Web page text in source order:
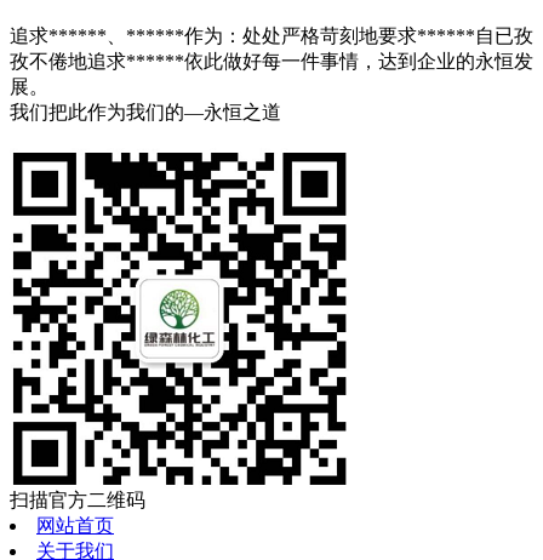
追求******、******作为：处处严格苛刻地要求******自已孜
孜不倦地追求******依此做好每一件事情，达到企业的永恒发
展。
我们把此作为我们的—永恒之道
扫描官方二维码
网站首页
关于我们